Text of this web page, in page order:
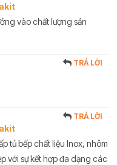
vào chất lượng sản
TRẢ LỜI
TRẢ LỜI
tủ bếp chất liệu Inox, nhôm
với sự kết hợp đa dạng các